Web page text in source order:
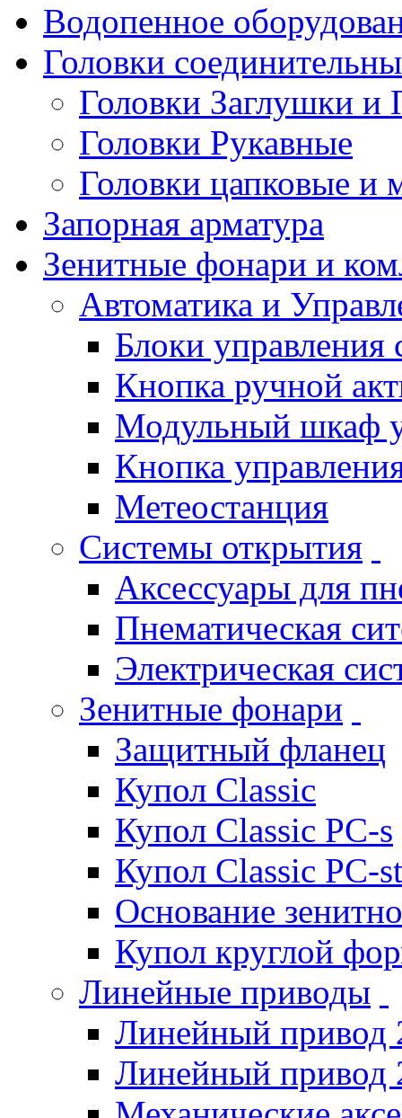
Водопенное
Головки
Головки Заглушки и
Головки Рукавные
Головки цапковые и
Запорная арматура
Зенитные фонари и
Автоматика и
Блоки
Кнопка ручной
Модульный шкаф
Кнопка
Метеостанция
Системы открытия
Аксессуары для
Пнематическая
Электрическая
Зенитные фонари
Защитный фланец
Купол Classic
Купол Classic PC-s
Купол Classic PC-st
Основание
Купол круглой
Линейные приводы
Линейный привод
Линейный привод